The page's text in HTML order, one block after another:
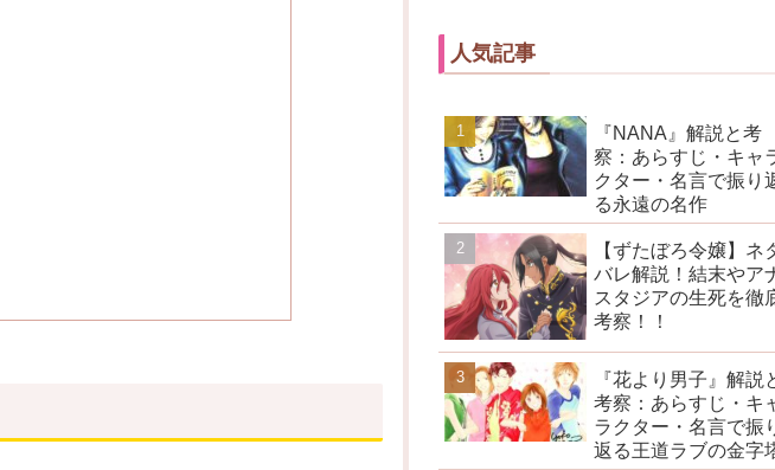
人気記事
『NANA』解説と考
察：あらすじ・キャ
クター・名言で振り
る永遠の名作
【ずたぼろ令嬢】ネ
バレ解説！結末やア
スタジアの生死を徹
考察！！
『花より男子』解説
考察：あらすじ・キ
ラクター・名言で振
返る王道ラブの金字